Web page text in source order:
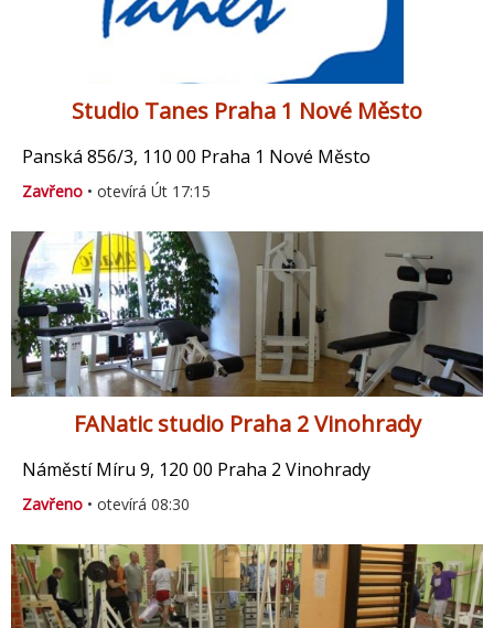
Studio Tanes Praha 1 Nové Město
Panská 856/3, 110 00 Praha 1 Nové Město
Zavřeno • otevírá Út 17:15
FANatic studio Praha 2 Vinohrady
Náměstí Míru 9, 120 00 Praha 2 Vinohrady
Zavřeno • otevírá 08:30